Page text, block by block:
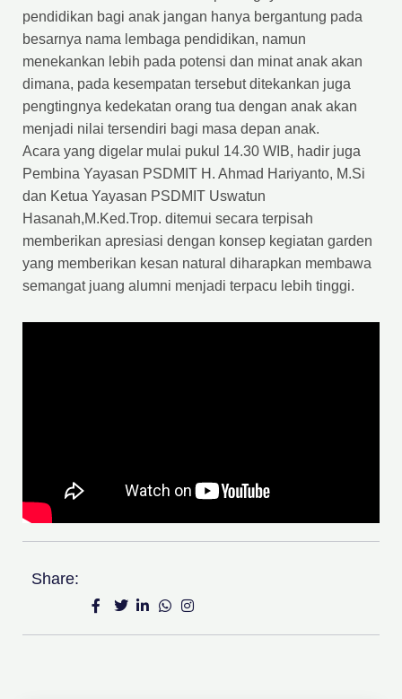
pendidikan bagi anak jangan hanya bergantung pada
besarnya nama lembaga pendidikan, namun
menekankan lebih pada potensi dan minat anak akan
dimana, pada kesempatan tersebut ditekankan juga
pengtingnya kedekatan orang tua dengan anak akan
menjadi nilai tersendiri bagi masa depan anak.
Acara yang digelar mulai pukul 14.30 WIB, hadir juga
Pembina Yayasan PSDMIT H. Ahmad Hariyanto, M.Si
dan Ketua Yayasan PSDMIT Uswatun
Hasanah,M.Ked.Trop. ditemui secara terpisah
memberikan apresiasi dengan konsep kegiatan garden
yang memberikan kesan natural diharapkan membawa
semangat juang alumni menjadi terpacu lebih tinggi.
Share: